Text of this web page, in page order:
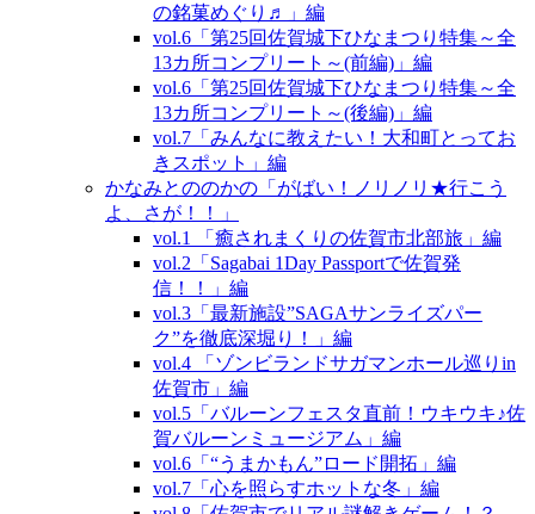
の銘菓めぐり♬」編
vol.6「第25回佐賀城下ひなまつり特集～全
13カ所コンプリート～(前編)」編
vol.6「第25回佐賀城下ひなまつり特集～全
13カ所コンプリート～(後編)」編
vol.7「みんなに教えたい！大和町とってお
きスポット」編
かなみとののかの「がばい！ノリノリ★行こう
よ、さが！！」
vol.1 「癒されまくりの佐賀市北部旅」編
vol.2「Sagabai 1Day Passportで佐賀発
信！！」編
vol.3「最新施設”SAGAサンライズパー
ク”を徹底深堀り！」編
vol.4 「ゾンビランドサガマンホール巡りin
佐賀市」編
vol.5「バルーンフェスタ直前！ウキウキ♪佐
賀バルーンミュージアム」編
vol.6「“うまかもん”ロード開拓」編
vol.7「心を照らすホットな冬」編